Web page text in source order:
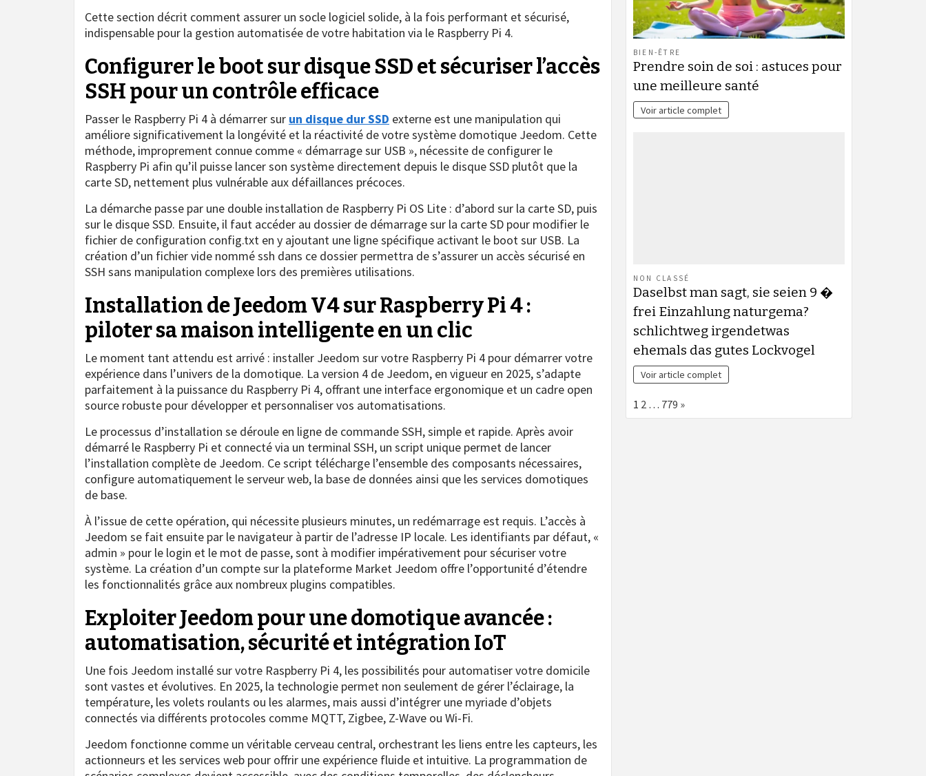
Cette section décrit comment assurer un socle logiciel solide, à la fois performant et sécurisé,
indispensable pour la gestion automatisée de votre habitation via le Raspberry Pi 4.
Configurer le boot sur disque SSD et sécuriser l’accès
SSH pour un contrôle efficace
Passer le Raspberry Pi 4 à démarrer sur un disque dur SSD externe est une manipulation qui
améliore significativement la longévité et la réactivité de votre système domotique Jeedom. Cette
méthode, improprement connue comme « démarrage sur USB », nécessite de configurer le
Raspberry Pi afin qu’il puisse lancer son système directement depuis le disque SSD plutôt que la
carte SD, nettement plus vulnérable aux défaillances précoces.
La démarche passe par une double installation de Raspberry Pi OS Lite : d’abord sur la carte SD, puis
sur le disque SSD. Ensuite, il faut accéder au dossier de démarrage sur la carte SD pour modifier le
fichier de configuration config.txt en y ajoutant une ligne spécifique activant le boot sur USB. La
création d’un fichier vide nommé ssh dans ce dossier permettra de s’assurer un accès sécurisé en
SSH sans manipulation complexe lors des premières utilisations.
Installation de Jeedom V4 sur Raspberry Pi 4 :
piloter sa maison intelligente en un clic
Le moment tant attendu est arrivé : installer Jeedom sur votre Raspberry Pi 4 pour démarrer votre
expérience dans l’univers de la domotique. La version 4 de Jeedom, en vigueur en 2025, s’adapte
parfaitement à la puissance du Raspberry Pi 4, offrant une interface ergonomique et un cadre open
source robuste pour développer et personnaliser vos automatisations.
Le processus d’installation se déroule en ligne de commande SSH, simple et rapide. Après avoir
démarré le Raspberry Pi et connecté via un terminal SSH, un script unique permet de lancer
l’installation complète de Jeedom. Ce script télécharge l’ensemble des composants nécessaires,
configure automatiquement le serveur web, la base de données ainsi que les services domotiques
de base.
À l’issue de cette opération, qui nécessite plusieurs minutes, un redémarrage est requis. L’accès à
Jeedom se fait ensuite par le navigateur à partir de l’adresse IP locale. Les identifiants par défaut, «
admin » pour le login et le mot de passe, sont à modifier impérativement pour sécuriser votre
système. La création d’un compte sur la plateforme Market Jeedom offre l’opportunité d’étendre
les fonctionnalités grâce aux nombreux plugins compatibles.
Exploiter Jeedom pour une domotique avancée :
automatisation, sécurité et intégration IoT
Une fois Jeedom installé sur votre Raspberry Pi 4, les possibilités pour automatiser votre domicile
sont vastes et évolutives. En 2025, la technologie permet non seulement de gérer l’éclairage, la
température, les volets roulants ou les alarmes, mais aussi d’intégrer une myriade d’objets
connectés via différents protocoles comme MQTT, Zigbee, Z-Wave ou Wi-Fi.
Jeedom fonctionne comme un véritable cerveau central, orchestrant les liens entre les capteurs, les
actionneurs et les services web pour offrir une expérience fluide et intuitive. La programmation de
BIEN-ÊTRE
Prendre soin de soi : astuces pour
une meilleure santé
Voir article complet
NON CLASSÉ
Daselbst man sagt, sie seien 9 �
frei Einzahlung naturgema?
schlichtweg irgendetwas
ehemals das gutes Lockvogel
Voir article complet
Page:
1 2 … 779 Next
»